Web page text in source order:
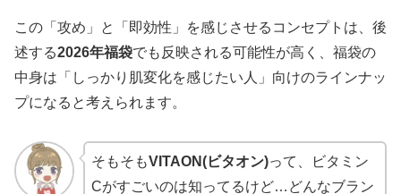
この「攻め」と「即効性」を感じさせるコンセプトは、後
述する2026年福袋でも反映される可能性が高く、福袋の
中身は「しっかり肌変化を感じたい人」向けのラインナッ
プになると考えられます。
そもそもVITAON(ビタオン)って、ビタミン
Cがすごいのは知ってるけど…どんなブラン